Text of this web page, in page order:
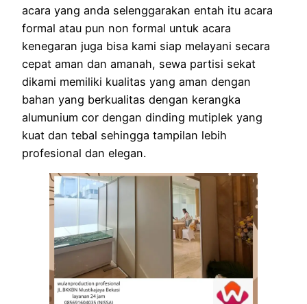
acara yang anda selenggarakan entah itu acara
formal atau pun non formal untuk acara
kenegaran juga bisa kami siap melayani secara
cepat aman dan amanah, sewa partisi sekat
dikami memiliki kualitas yang aman dengan
bahan yang berkualitas dengan kerangka
alumunium cor dengan dinding mutiplek yang
kuat dan tebal sehingga tampilan lebih
profesional dan elegan.